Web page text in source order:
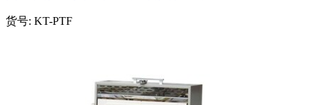
货号: KT-PTF